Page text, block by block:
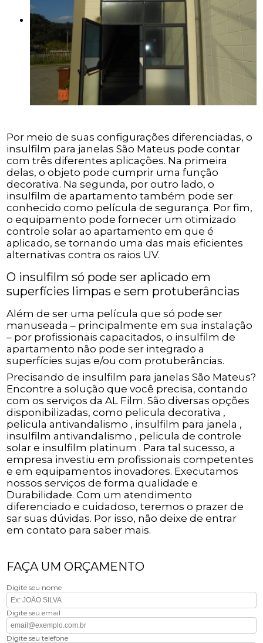
Por meio de suas configurações diferenciadas, o
insulfilm para janelas São Mateus pode contar
com três diferentes aplicações. Na primeira
delas, o objeto pode cumprir uma função
decorativa. Na segunda, por outro lado, o
insulfilm de apartamento também pode ser
conhecido como película de segurança. Por fim,
o equipamento pode fornecer um otimizado
controle solar ao apartamento em que é
aplicado, se tornando uma das mais eficientes
alternativas contra os raios UV.
O insulfilm só pode ser aplicado em
superfícies limpas e sem protuberâncias
Além de ser uma película que só pode ser
manuseada – principalmente em sua instalação
– por profissionais capacitados, o insulfilm de
apartamento não pode ser integrado a
superfícies sujas e/ou com protuberâncias.
Precisando de insulfilm para janelas São Mateus?
Encontre a solução que você precisa, contando
com os serviços da AL Film. São diversas opções
disponibilizadas, como pelicula decorativa ,
pelicula antivandalismo , insulfilm para janela ,
insulfilm antivandalismo , pelicula de controle
solar e insulfilm platinum . Para tal sucesso, a
empresa investiu em profissionais competentes
e em equipamentos inovadores. Executamos
nossos serviços de forma qualidade e
Durabilidade. Com um atendimento
diferenciado e cuidadoso, teremos o prazer de
sar suas dúvidas. Por isso, não deixe de entrar
em contato para saber mais.
FAÇA UM ORÇAMENTO
Digite seu nome
Digite seu email
Digite seu telefone